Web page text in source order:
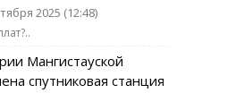
2025 (12:48)
Мангистауской
спутниковая станция